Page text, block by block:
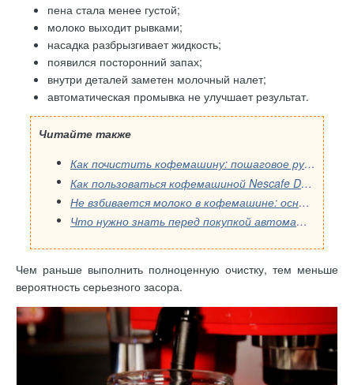
пена стала менее густой;
молоко выходит рывками;
насадка разбрызгивает жидкость;
появился посторонний запах;
внутри деталей заметен молочный налет;
автоматическая промывка не улучшает результат.
Читайте также
Как почистить кофемашину: пошаговое руководство
Как пользоваться кофемашиной Nescafe Dolce Gusto: простые правила вкусного кофе
Не взбивается молоко в кофемашине: основные причины и проверка
Что нужно знать перед покупкой автоматической кофемашины: руководство сервисного специалиста
Чем раньше выполнить полноценную очистку, тем меньше
вероятность серьезного засора.